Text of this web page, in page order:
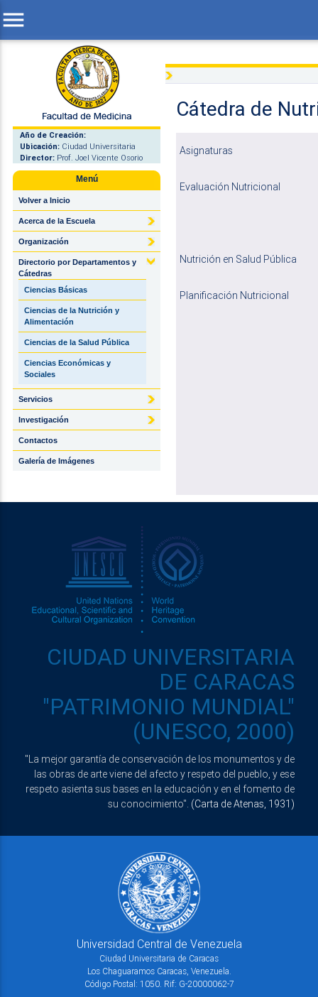
menu
Año de Creación:
Ubicación: Ciudad Universitaria
Director: Prof. Joel Vicente Osorio
Menú
Volver a Inicio
Acerca de la Escuela
Organización
Directorio por Departamentos y
Cátedras
Ciencias Básicas
Ciencias de la Nutrición y
Alimentación
Ciencias de la Salud Pública
Ciencias Económicas y
Sociales
Servicios
Investigación
Contactos
Galería de Imágenes
Cátedra de
Asignaturas
Evaluación Nutricional
Nutrición en Salud Pública
Planificación Nutricional
CIUDAD UNIVERSITARIA
DE CARACAS
"PATRIMONIO MUNDIAL"
(UNESCO, 2000)
"La mejor garantía de conservación de los monumentos y de
las obras de arte viene del afecto y respeto del pueblo, y ese
respeto asienta sus bases en la educación y en el fomento de
su conocimiento". (Carta de Atenas, 1931)
Universidad Central de Venezuela
Ciudad Universitaria de Caracas
Los Chaguaramos Caracas, Venezuela.
Código Postal: 1050. Rif: G-20000062-7